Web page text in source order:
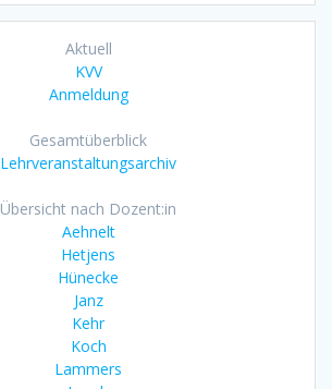
Aktuell
KVV
Anmeldung
Gesamtüberblick
Lehrveranstaltungsarchiv
Übersicht nach Dozent:in
Aehnelt
Hetjens
Hünecke
Janz
Kehr
Koch
Lammers